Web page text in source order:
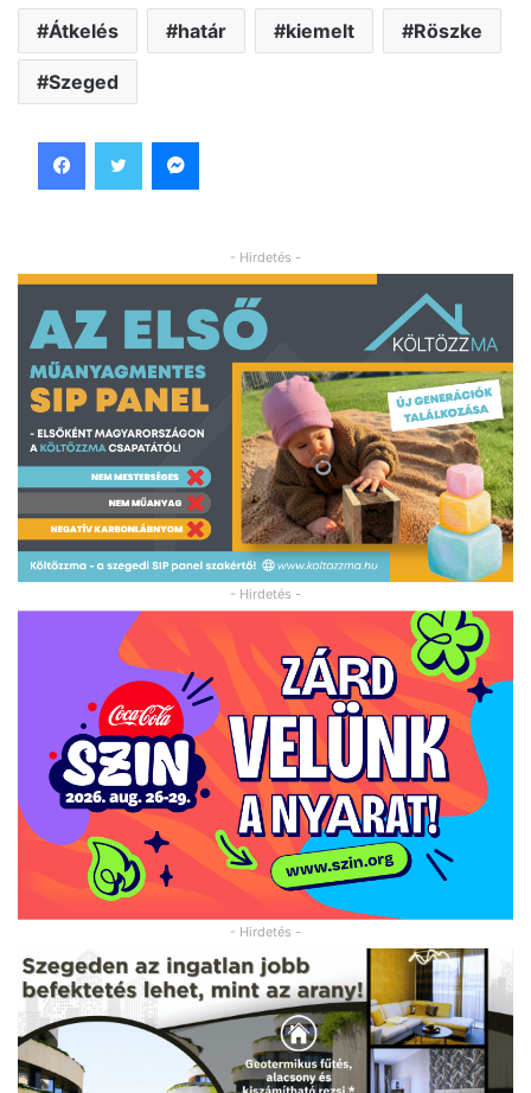
Átkelés határ kiemelt Röszke
Szeged
- Hirdetés -
- Hirdetés -
- Hirdetés -